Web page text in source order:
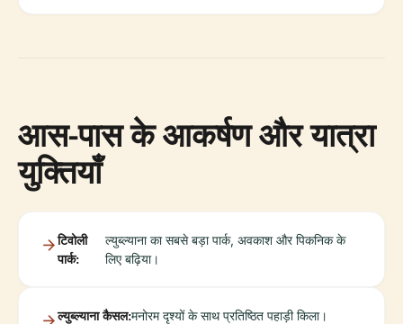
आस-पास के आकर्षण और यात्रा
युक्तियाँ
टिवोली
पार्क:
ल्युब्ल्याना का सबसे बड़ा पार्क, अवकाश और पिकनिक के
लिए बढ़िया।
ल्युब्ल्याना कैसल:मनोरम दृश्यों के साथ प्रतिष्ठित पहाड़ी किला।